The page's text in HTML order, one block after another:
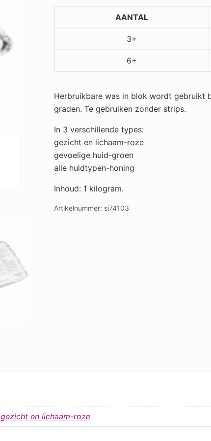
AANTAL
3+
6+
Herbruikbare was in blok wordt gebruikt
graden. Te gebruiken zonder strips.
In 3 verschillende types:
gezicht en lichaam-roze
gevoelige huid-groen
alle huidtypen-honing
Inhoud: 1 kilogram.
Artikelnummer: si74103
gezicht en lichaam-roze